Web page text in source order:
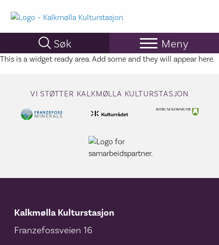
Søk Meny
This is a widget ready area. Add some and they will appear here.
VI STØTTER KALKMØLLA KULTURSTASJON
Kalkmølla Kulturstasjon
Franzefossveien 16